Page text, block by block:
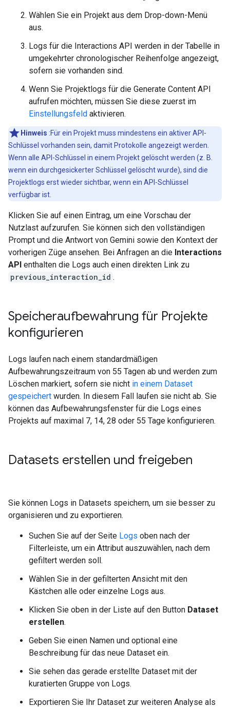
Wählen Sie ein Projekt aus dem Drop-down-Menü
aus.
Logs für die Interactions API werden in der Tabelle in
umgekehrter chronologischer Reihenfolge angezeigt,
sofern sie vorhanden sind.
Wenn Sie Projektlogs für die Generate Content API
aufrufen möchten, müssen Sie diese zuerst im
Einstellungsfeld aktivieren.
Hinweis :Für ein Projekt muss mindestens ein aktiver API-
Schlüssel vorhanden sein, damit Protokolle angezeigt werden.
Wenn alle API-Schlüssel in einem Projekt gelöscht werden (z. B.
wenn ein durchgesickerter Schlüssel gelöscht wurde), sind die
Projektlogs erst wieder sichtbar, wenn ein API-Schlüssel
verfügbar ist.
Klicken Sie auf einen Eintrag, um eine Vorschau der
Nutzlast aufzurufen. Sie können sich den vollständigen
Prompt und die Antwort von Gemini sowie den Kontext der
vorherigen Züge ansehen. Bei Anfragen an die Interactions
API enthalten die Logs auch einen direkten Link zu
previous_interaction_id .
Speicheraufbewahrung für Projekte
konfigurieren
Logs laufen nach einem standardmäßigen
Aufbewahrungszeitraum von 55 Tagen ab und werden zum
Löschen markiert, sofern sie nicht in einem Dataset
gespeichert wurden. In diesem Fall laufen sie nicht ab. Sie
können das Aufbewahrungsfenster für die Logs eines
Projekts auf maximal 7, 14, 28 oder 55 Tage konfigurieren.
Datasets erstellen und freigeben
Sie können Logs in Datasets speichern, um sie besser zu
organisieren und zu exportieren.
Suchen Sie auf der Seite Logs oben nach der
Filterleiste, um ein Attribut auszuwählen, nach dem
gefiltert werden soll.
Wählen Sie in der gefilterten Ansicht mit den
Kästchen alle oder einzelne Logs aus.
Klicken Sie oben in der Liste auf den Button Dataset
erstellen.
Geben Sie einen Namen und optional eine
Beschreibung für das neue Dataset ein.
Sie sehen das gerade erstellte Dataset mit der
kuratierten Gruppe von Logs.
Exportieren Sie Ihr Dataset zur weiteren Analyse als